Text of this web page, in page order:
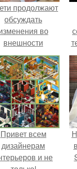
продолжают
обсуждать
во
внешности
актрисы.
Привет всем
дизайнерам
и не